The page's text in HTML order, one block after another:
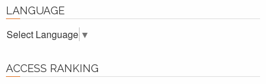
LANGUAGE
Select Language ▼
ACCESS RANKING